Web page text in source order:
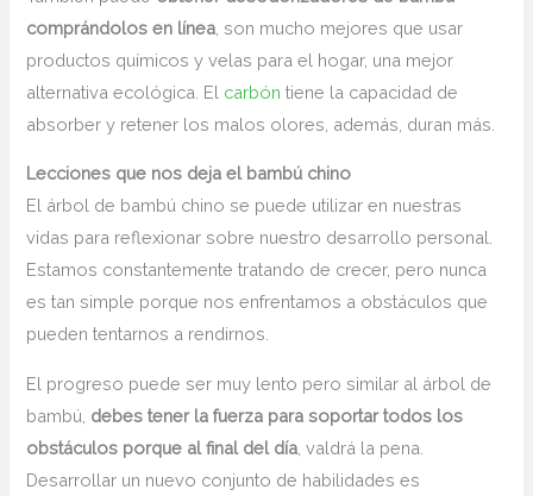
comprándolos en línea , son mucho mejores que usar
productos químicos y velas para el hogar, una mejor
alternativa ecológica. El carbón tiene la capacidad de
absorber y retener los malos olores, además, duran más.
Lecciones que nos deja el bambú chino
El árbol de bambú chino se puede utilizar en nuestras
vidas para reflexionar sobre nuestro desarrollo personal.
Estamos constantemente tratando de crecer, pero nunca
es tan simple porque nos enfrentamos a obstáculos que
pueden tentarnos a rendirnos.
El progreso puede ser muy lento pero similar al árbol de
bambú, debes tener la fuerza para soportar todos los
obstáculos porque al final del día , valdrá la pena.
Desarrollar un nuevo conjunto de habilidades es